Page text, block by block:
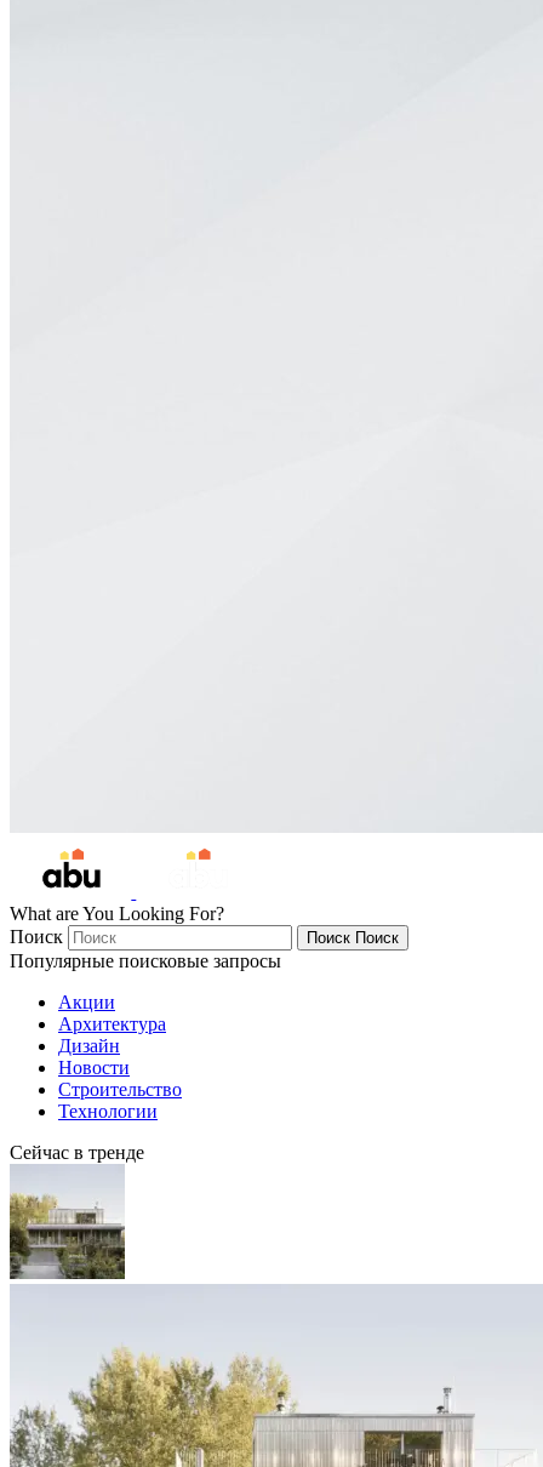
What are You Looking For?
Поиск
Поиск Поиск
Популярные поисковые запросы
Акции
Архитектура
Дизайн
Новости
Строительство
Технологии
Сейчас в тренде